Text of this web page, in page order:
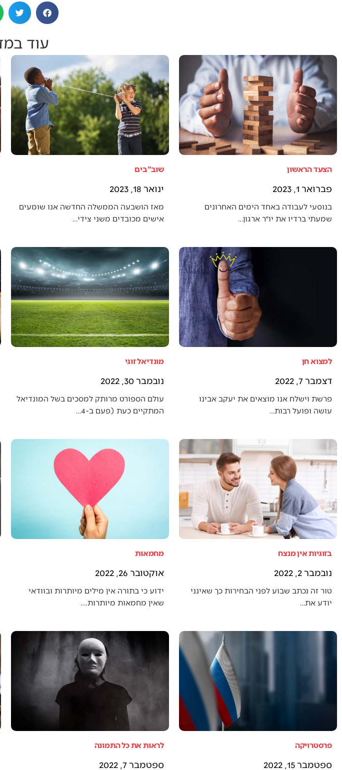
עוד
הצעד הראשון
פברואר 1, 2023
בנוסעי לעבודה באחד הימים האחרונים
שמעתי ברדיו את יו״ר ארגון…
שוב"בים
ינואר 18, 2023
מאז הושבעה הממשלה החדשה אנו שומעים
אישים מכובדים משני צידי…
למצוא חן
דצמבר 7, 2022
פרשת וישלח אנו מוצאים את יעקב אבינו
עושה ופועל רבות…
מונדיאל זוגי
נובמבר 30, 2022
עולם הספורט מרותק למסכים בשל המונדיאל
המתקיים כעת (פעם ב-4…
בזוגיות אין מנצח
נובמבר 2, 2022
טור זה נכתב שבוע לפני הבחירות כך שאינני
יודע את…
מחמאות
אוקטובר 26, 2022
ידוע כי בתורה אין מילים מיותרות ובוודאי
שאין מחמאות מיותרות.…
פרסטרויקה
ספטמבר 15, 2022
לראות את כל התמונה
ספטמבר 7, 2022